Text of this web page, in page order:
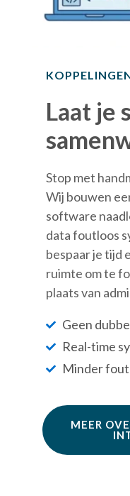
Laat je
Stop met
Wij bouwen
software
data foutloos
bespaar je tijd
ruimte om te
plaats van
Geen
Real-time
Minder
MEER